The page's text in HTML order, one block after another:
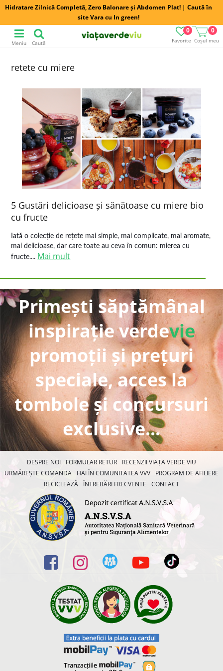
Hidratare Zilnică Completă, Zero Balonare și Abdomen Plat! | Caută în
site Vara cu In green!
Favorite
0
Coșul meu
0
Meniu Caută
retete cu miere
5 Gustări delicioase și sănătoase cu miere bio
cu fructe
Iată o colecție de rețete mai simple, mai complicate, mai aromate,
mai delicioase, dar care toate au ceva în comun: mierea cu
fructe.... Mai mult
Primești săptămânal
inspirație verdevie
promoții și prețuri
speciale, acces la
tombole și concursuri
exclusive...
DESPRE NOI FORMULAR RETUR
RECENZII VIAȚA VERDE VIU
URMĂREȘTE COMANDA
HAI ÎN COMUNITATEA VVV
PROGRAM DE AFILIERE
RECICLEAZĂ ÎNTREBĂRI FRECVENTE CONTACT